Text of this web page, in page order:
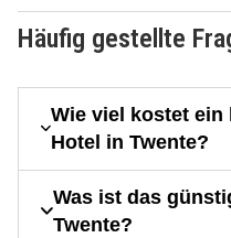
Häufig gestellte
Wie viel kostet
Hotel in Twente?
Was ist das
Twente?